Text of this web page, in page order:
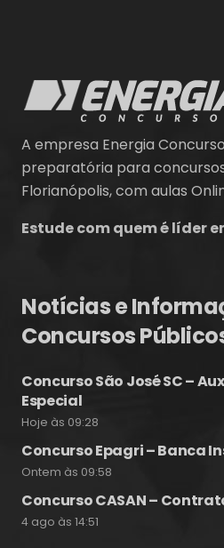
A empresa Energia
preparatória para
Florianópolis, com aulas
Estude com quem é líder
Notícias e
Concursos
Concurso São José SC –
Especial
Hoje às 09:28
Concurso Epagri – Banca
Ontem às 09:58
Concurso CASAN –
4 ago às 14:51